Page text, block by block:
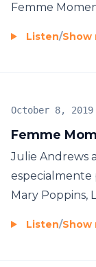
Femme
Listen/Show
Femme
October 8, 2019
Julie Andrews
especialmente
Mary Poppins,
Listen/Show